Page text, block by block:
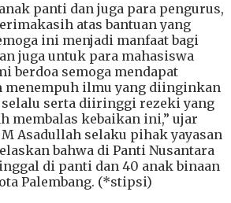
panti dan juga para pengurus,
atas bantuan yang
ini menjadi manfaat bagi
juga untuk para mahasiswa
berdoa semoga mendapat
menempuh ilmu yang diinginkan
selalu serta diiringgi rezeki yang
membalas kebaikan ini,” ujar
Asadullah selaku pihak yayasan
bahwa di Panti Nusantara
di panti dan 40 anak binaan
Palembang. (*stipsi)